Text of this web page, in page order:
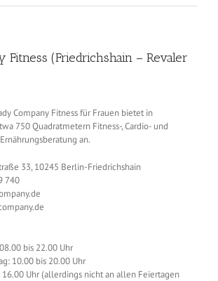
Fitness (Friedrichshain – Revaler
Company Fitness für Frauen bietet in
750 Quadratmetern Fitness-, Cardio- und
an.
33, 10245 Berlin-Friedrichshain
740
bis 22.00 Uhr
10.00 bis 20.00 Uhr
16.00 Uhr (allerdings nicht an allen Feiertagen